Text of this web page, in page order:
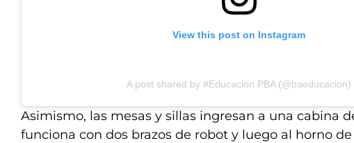
View this post on Instagram
A post shared by #Educación PBA (@baeducacion)
Asimismo, las mesas y sillas ingresan a una cabina
funciona con dos brazos de robot y luego al horno de